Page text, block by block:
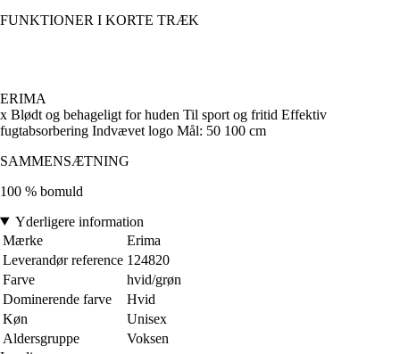
FUNKTIONER I KORTE TRÆK
ERIMA
x Blødt og behageligt for huden Til sport og fritid Effektiv
fugtabsorbering Indvævet logo Mål: 50 100 cm
SAMMENSÆTNING
100 % bomuld
Yderligere information
Mærke
Erima
Leverandør reference 124820
Farve
hvid/grøn
Dominerende farve
Hvid
Køn
Unisex
Aldersgruppe
Voksen